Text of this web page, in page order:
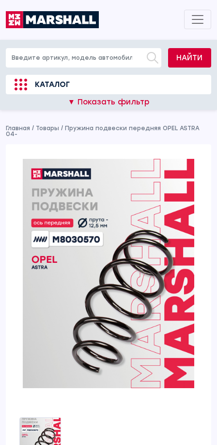
НАЙТИ
КАТАЛОГ
▼ Показать фильтр
Главная / Товары / Пружина подвески передняя OPEL ASTRA
04-